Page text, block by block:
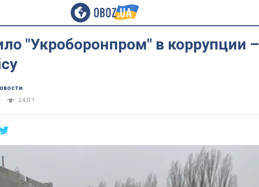
"Укроборонпром" в коррупции –
24,0 т.